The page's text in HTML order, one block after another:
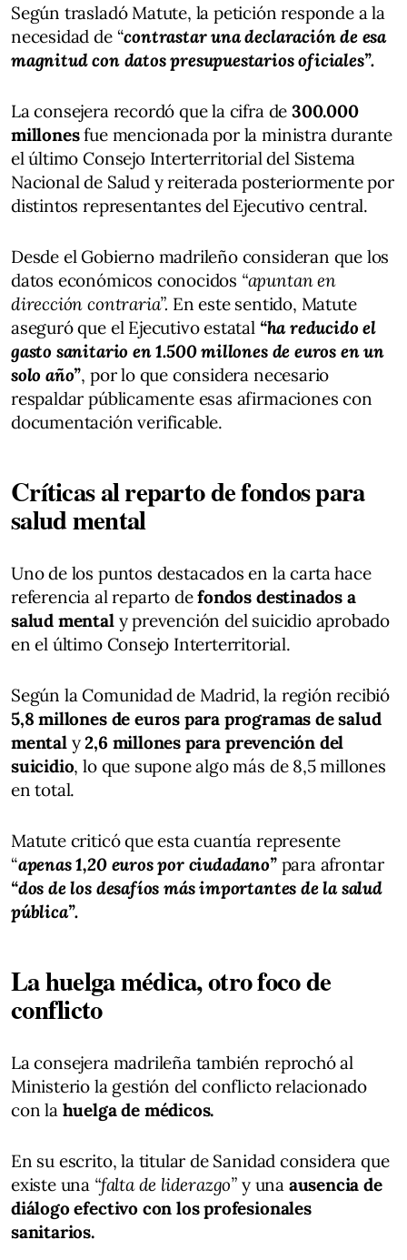
Según trasladó Matute, la petición responde a la
necesidad de “contrastar una declaración de esa
magnitud con datos presupuestarios oficiales”.
La consejera recordó que la cifra de 300.000
millonesfue mencionada por la ministra durante
el último Consejo Interterritorial del Sistema
Nacional de Salud y reiterada posteriormente por
distintos representantes del Ejecutivo central.
Desde el Gobierno madrileño consideran que los
datos económicos conocidos “apuntan en
dirección contraria”. En este sentido, Matute
aseguró que el Ejecutivo estatal “ha reducido el
gasto sanitario en 1.500 millones de euros en un
solo año”, por lo que considera necesario
respaldar públicamente esas afirmaciones con
documentación verificable.
Críticas al reparto de fondos para
salud mental
Uno de los puntos destacados en la carta hace
referencia al reparto defondos destinados a
salud mental y prevención del suicidio aprobado
en el último Consejo Interterritorial.
Según la Comunidad de Madrid, la región recibió
5,8 millones de euros para programas de salud
mentaly2,6 millones para prevención del
suicidio, lo que supone algo más de 8,5 millones
en total.
Matute criticó que esta cuantía represente
“apenas 1,20 euros por ciudadano”para afrontar
“dos de los desafíos más importantes de la salud
pública”.
La huelga médica, otro foco de
conflicto
La consejera madrileña también reprochó al
Ministerio la gestión del conflicto relacionado
con lahuelga de médicos.
En su escrito, la titular de Sanidad considera que
existe una “falta de liderazgo” y una ausencia de
diálogo efectivo con los profesionales
sanitarios.